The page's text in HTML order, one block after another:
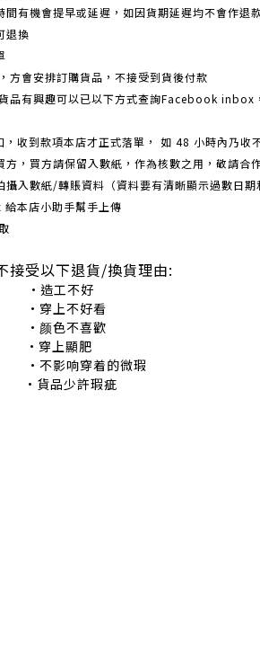
有機會提早或延遲，如因貨期延遲均不會作退
退換
方會安排訂購貨品，不接受到貨後付款
品有興趣可以已以下方式查詢Facebook inbox
，收到款項本店才正式落單， 如 48 小時內乃收
，買方請保留入數紙，作為核數之用，敬請合
攝入數紙/轉賬資料（資料要有清晰顯示過數日
本店小助手幫手上傳
接受以下退貨/換貨理由:
工不好
上不好看
色不喜歡
上顯肥
响穿着的微瑕
貨品少許瑕疵